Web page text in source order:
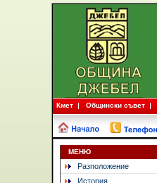
Кмет Общински съвет
МЕНЮ
Разположение
История